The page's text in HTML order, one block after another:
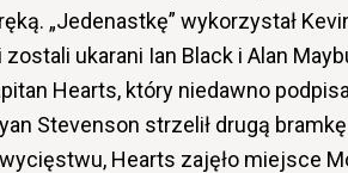
„Jedenastkę” wykorzystał
ukarani Ian Black i Alan
Hearts, który niedawno
Stevenson strzelił drugą
Hearts zajęło miejsce